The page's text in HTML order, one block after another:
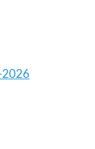
2026